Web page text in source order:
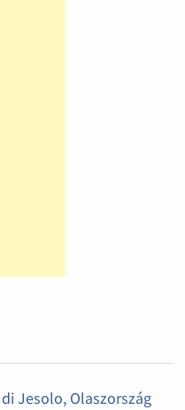
Jesolo, Olaszország